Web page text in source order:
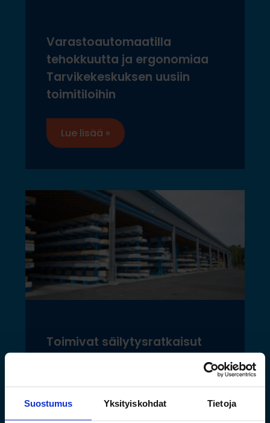
Suostumus Yksityiskohdat Tietoja
Varastoautomaatilla
tehokkuutta ja ergonomiaa
Tarvikekeskuksen uusiin
toimitiloihin
Lue lisää »
Toimivat säilytysratkaisut